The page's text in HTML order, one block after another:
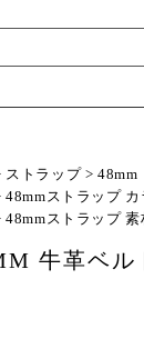
ストラップ > 48mm
48mmストラップ カ
48mmストラップ 素
牛革ベル